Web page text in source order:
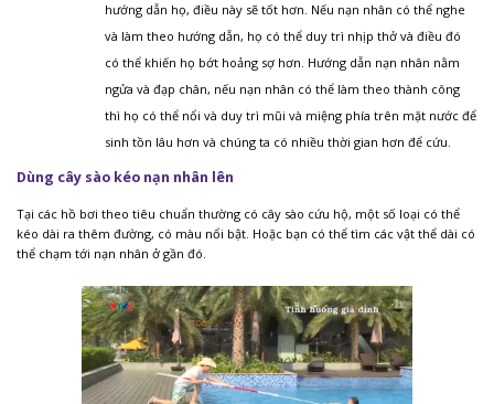
hướng dẫn họ, điều này sẽ tốt hơn. Nếu nạn nhân có thể nghe
và làm theo hướng dẫn, họ có thể duy trì nhịp thở và điều đó
có thể khiến họ bớt hoảng sợ hơn. Hướng dẫn nạn nhân nằm
ngửa và đạp chân, nếu nạn nhân có thể làm theo thành công
thì họ có thể nổi và duy trì mũi và miệng phía trên mặt nước để
sinh tồn lâu hơn và chúng ta có nhiều thời gian hơn để cứu.
Dùng cây sào kéo nạn nhân lên
Tại các hồ bơi theo tiêu chuẩn thường có cây sào cứu hộ, một số loại có thể
kéo dài ra thêm đường, có màu nổi bật. Hoặc bạn có thể tìm các vật thể dài có
thể chạm tới nạn nhân ở gần đó.